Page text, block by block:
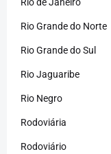
Rio Grande do Norte
Rio Grande do Sul
Rio Jaguaribe
Rio Negro
Rodoviária
Rodoviário